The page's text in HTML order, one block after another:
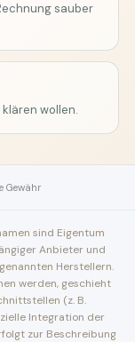
sauber
wollen.
Gewähr
sind Eigentum
Anbieter und
Herstellern.
werden, geschieht
(z. B.
Integration der
zur Beschreibung